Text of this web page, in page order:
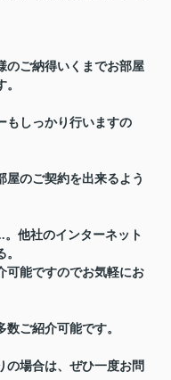
ご納得いくまでお部屋
しっかり行いますの
のご契約を出来るよう
他社のインターネット
能ですのでお気軽にお
ご紹介可能です。
場合は、ぜひ一度お問